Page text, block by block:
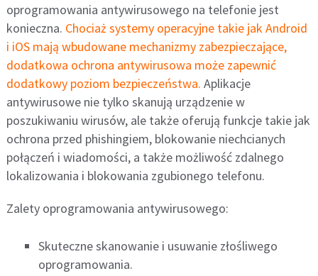
oprogramowania antywirusowego na telefonie jest
konieczna. Chociaż systemy operacyjne takie jak Android
i iOS mają wbudowane mechanizmy zabezpieczające,
dodatkowa ochrona antywirusowa może zapewnić
dodatkowy poziom bezpieczeństwa. Aplikacje
antywirusowe nie tylko skanują urządzenie w
poszukiwaniu wirusów, ale także oferują funkcje takie jak
ochrona przed phishingiem, blokowanie niechcianych
połączeń i wiadomości, a także możliwość zdalnego
lokalizowania i blokowania zgubionego telefonu.
Zalety oprogramowania antywirusowego:
Skuteczne skanowanie i usuwanie złośliwego
oprogramowania.